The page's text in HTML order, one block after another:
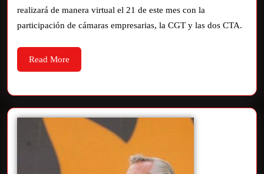
realizará de manera virtual el 21 de este mes con la
participación de cámaras empresarias, la CGT y las dos CTA.
Read More